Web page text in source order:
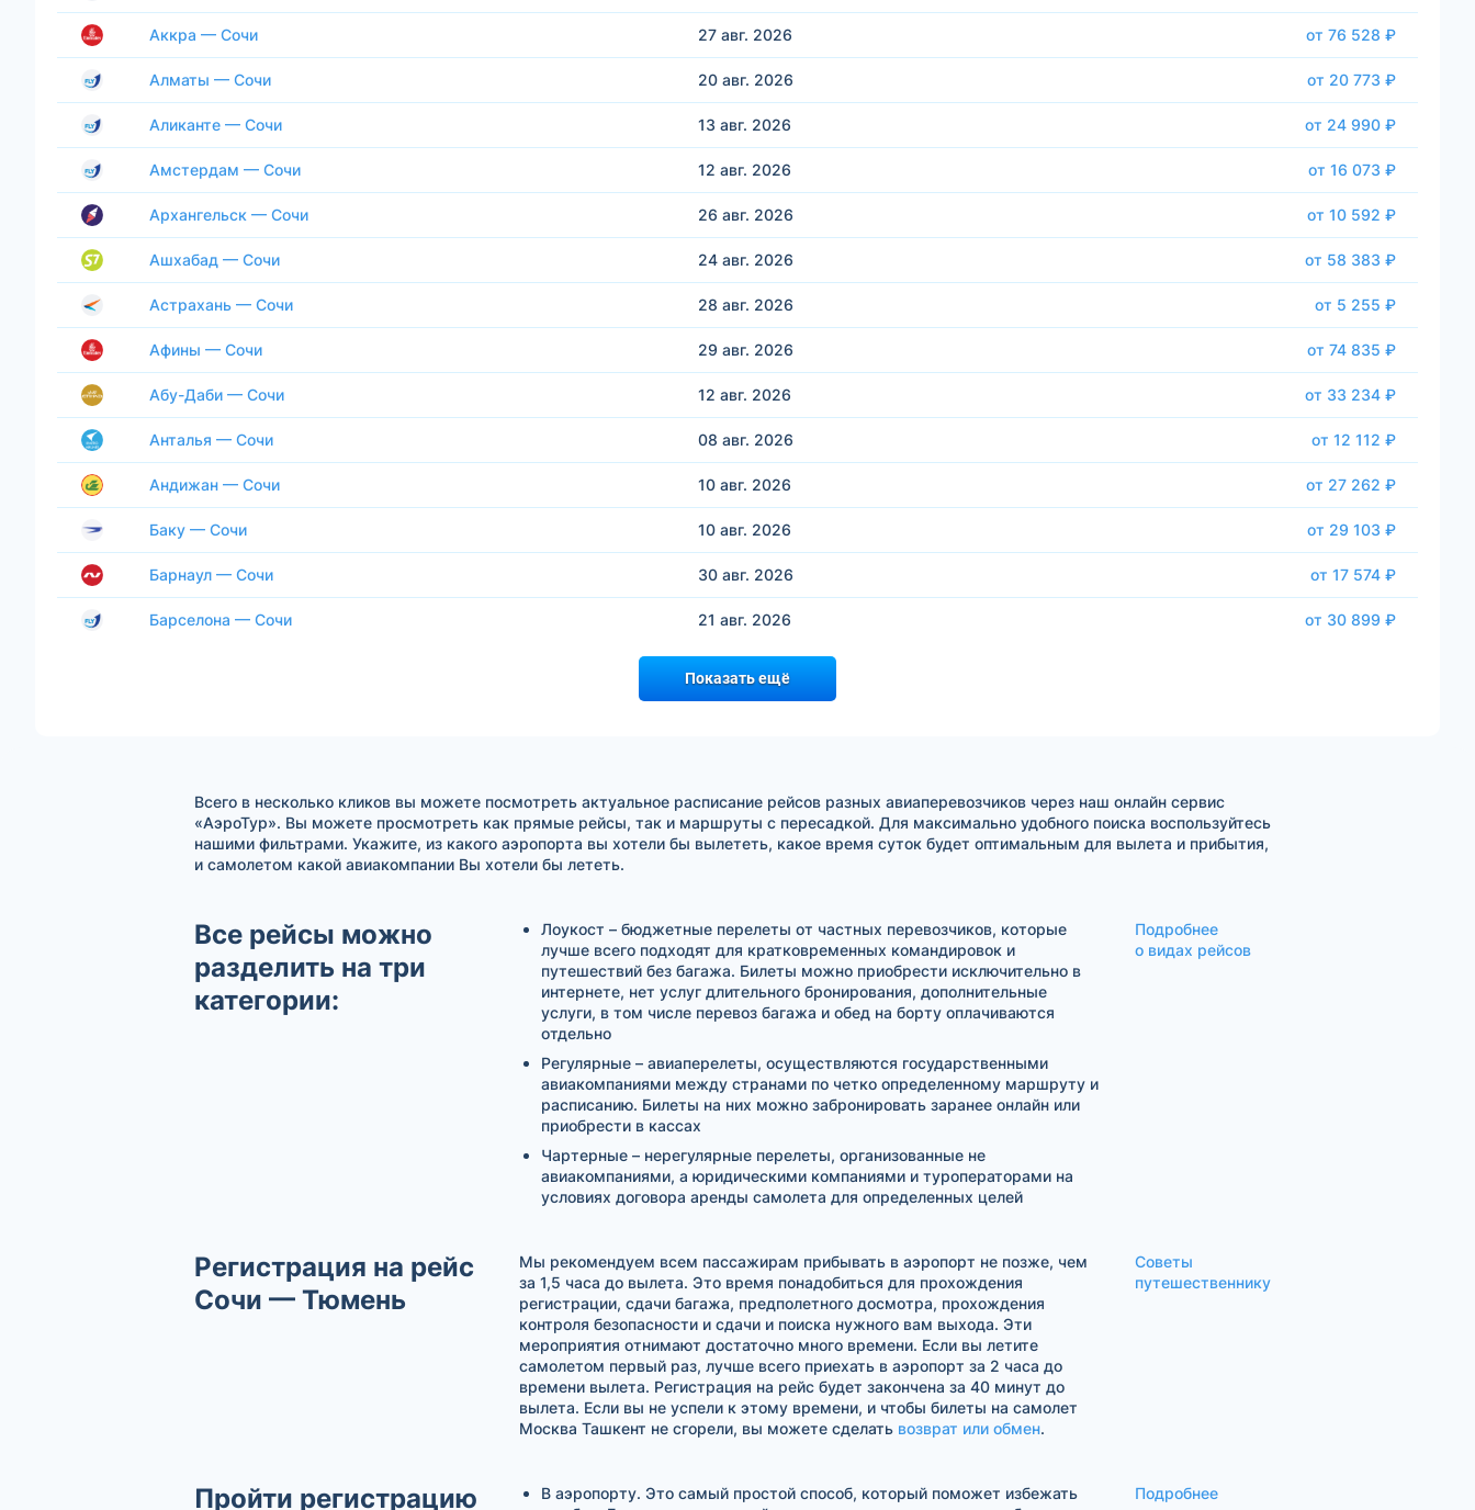
Аккра — Сочи 27 авг. 2026 от 76 528 ₽
Алматы — Сочи 20 авг. 2026 от 20 773 ₽
Аликанте — Сочи 13 авг. 2026 от 24 990 ₽
Амстердам — Сочи 12 авг. 2026 от 16 073 ₽
Архангельск — Сочи 26 авг. 2026 от 10 592 ₽
Ашхабад — Сочи 24 авг. 2026 от 58 383 ₽
Астрахань — Сочи 28 авг. 2026 от 5 255 ₽
Афины — Сочи 29 авг. 2026 от 74 835 ₽
Абу-Даби — Сочи 12 авг. 2026 от 33 234 ₽
Анталья — Сочи 08 авг. 2026 от 12 112 ₽
Андижан — Сочи 10 авг. 2026 от 27 262 ₽
Баку — Сочи 10 авг. 2026 от 29 103 ₽
Барнаул — Сочи 30 авг. 2026 от 17 574 ₽
Барселона — Сочи 21 авг. 2026 от 30 899 ₽
Показать ещё
Всего в несколько кликов вы можете посмотреть актуальное расписание рейсов разных авиаперевозчиков через наш онлайн сервис
«АэроТур». Вы можете просмотреть как прямые рейсы, так и маршруты с пересадкой. Для максимально удобного поиска воспользуйтесь
нашими фильтрами. Укажите, из какого аэропорта вы хотели бы вылететь, какое время суток будет оптимальным для вылета и прибытия,
и самолетом какой авиакомпании Вы хотели бы лететь.
Все рейсы можно
разделить на три
категории:
Лоукост – бюджетные перелеты от частных перевозчиков, которые
лучше всего подходят для кратковременных командировок и
путешествий без багажа. Билеты можно приобрести исключительно в
интернете, нет услуг длительного бронирования, дополнительные
услуги, в том числе перевоз багажа и обед на борту оплачиваются
отдельно
Регулярные – авиаперелеты, осуществляются государственными
авиакомпаниями между странами по четко определенному маршруту и
расписанию. Билеты на них можно забронировать заранее онлайн или
приобрести в кассах
Чартерные – нерегулярные перелеты, организованные не
авиакомпаниями, а юридическими компаниями и туроператорами на
условиях договора аренды самолета для определенных целей
Подробнее
о видах рейсов
Регистрация на рейс
Сочи — Тюмень
Мы рекомендуем всем пассажирам прибывать в аэропорт не позже, чем
за 1,5 часа до вылета. Это время понадобиться для прохождения
регистрации, сдачи багажа, предполетного досмотра, прохождения
контроля безопасности и сдачи и поиска нужного вам выхода. Эти
мероприятия отнимают достаточно много времени. Если вы летите
самолетом первый раз, лучше всего приехать в аэропорт за 2 часа до
времени вылета. Регистрация на рейс будет закончена за 40 минут до
вылета. Если вы не успели к этому времени, и чтобы билеты на самолет
Москва Ташкент не сгорели, вы можете сделать возврат или обмен.
Советы
путешественнику
Пройти регистрацию
В аэропорту. Это самый простой способ, который поможет избежать
Подробнее